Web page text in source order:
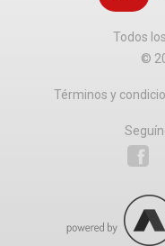
Todos
©
Términos y